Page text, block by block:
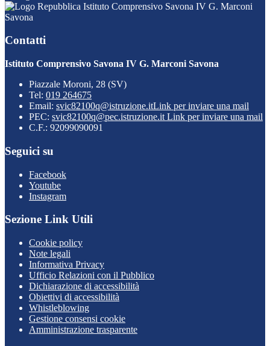
Istituto Comprensivo Savona IV G. Marconi
Savona
Contatti
Istituto Comprensivo Savona IV G. Marconi Savona
Piazzale Moroni, 28 (SV)
Tel: 019 264675
Email: svic82100q@istruzione.itLink per inviare una mail
PEC: svic82100q@pec.istruzione.it Link per inviare una mail
C.F.: 92099090091
Seguici su
Facebook
Youtube
Instagram
Sezione Link Utili
Cookie policy
Note legali
Informativa Privacy
Ufficio Relazioni con il Pubblico
Dichiarazione di accessibilità
Obiettivi di accessibilità
Whistleblowing
Gestione consensi cookie
Amministrazione trasparente